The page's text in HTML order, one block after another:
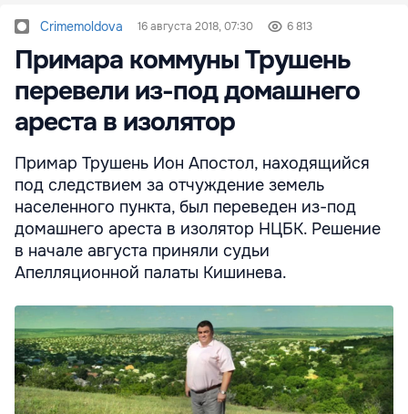
Crimemoldova 16 августа 2018, 07:30 6 813
Примара коммуны Трушень
перевели из-под домашнего
ареста в изолятор
Примар Трушень Ион Апостол, находящийся
под следствием за отчуждение земель
населенного пункта, был переведен из-под
домашнего ареста в изолятор НЦБК. Решение
в начале августа приняли судьи
Апелляционной палаты Кишинева.